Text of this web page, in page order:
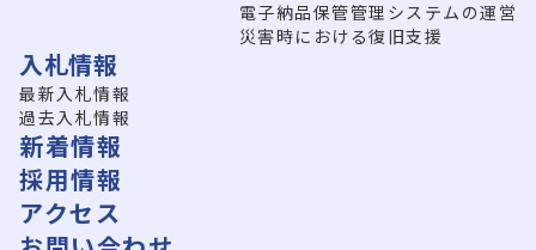
電子納品保管管理システムの運営
災害時における復旧支援
入札情報
最新入札情報
過去入札情報
新着情報
採用情報
アクセス